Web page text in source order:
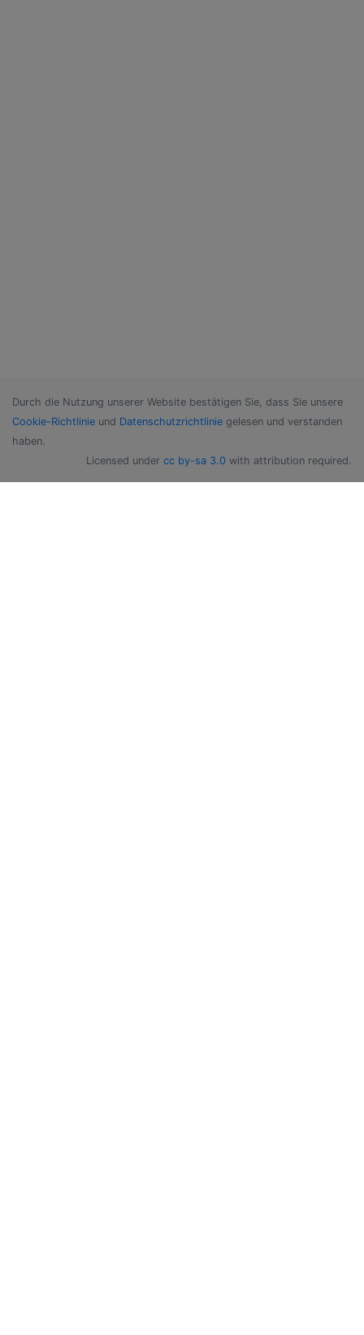
Durch die Nutzung unserer Website bestätigen Sie, dass Sie unsere
Cookie-Richtlinie und Datenschutzrichtlinie gelesen und verstanden
haben.
Licensed under cc by-sa 3.0 with attribution required.